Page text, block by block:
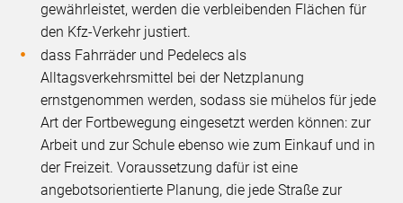
gewährleistet, werden die verbleibenden Flächen für
den Kfz-Verkehr justiert.
dass Fahrräder und Pedelecs als
Alltagsverkehrsmittel bei der Netzplanung
ernstgenommen werden, sodass sie mühelos für jede
Art der Fortbewegung eingesetzt werden können: zur
Arbeit und zur Schule ebenso wie zum Einkauf und in
der Freizeit. Voraussetzung dafür ist eine
angebotsorientierte Planung, die jede Straße zur